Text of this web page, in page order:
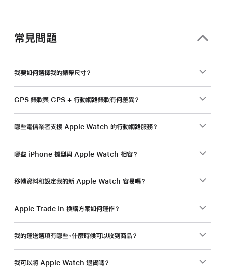
常見問題
我要如何選擇我的錶帶尺寸？
GPS 錶款與 GPS + 行動網路錶款有何差異？
哪些電信業者支援 Apple Watch 的行動網路服務？
哪些 iPhone 機型與 Apple Watch 相容？
移轉資料和設定我的新 Apple Watch 容易嗎？
Apple Trade In 換購方案如何運作？
我的運送選項有哪些，什麼時候可以收到商品？
我可以將 Apple Watch 退貨嗎？